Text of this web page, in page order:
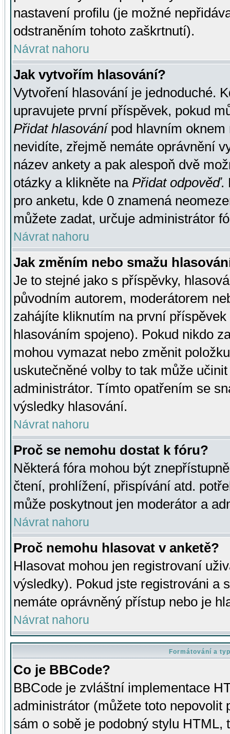
nastavení profilu (je možné
odstraněním tohoto zaškrtnutí).
Návrat nahoru
Jak vytvořím hlasování?
Vytvoření hlasování je jednoduché.
upravujete první příspěvek, pokud
Přidat hlasovánípod hlavním oknem
nevidíte, zřejmě nemáte oprávnění
název ankety a pak alespoň dvě
otázky a klikněte na Přidat odpověď.
pro anketu, kde 0 znamená
můžete zadat, určuje administrátor
Návrat nahoru
Jak změním nebo smažu
Je to stejné jako s příspěvky,
původním autorem, moderátorem
zahájíte kliknutím na první
hlasováním spojeno). Pokud nikdo
mohou vymazat nebo změnit
uskutečněné volby to tak může
administrátor. Tímto opatřením se
výsledky hlasování.
Návrat nahoru
Proč se nemohu dostat k fóru?
Některá fóra mohou být
čtení, prohlížení, přispívání atd.
může poskytnout jen moderátor a
Návrat nahoru
Proč nemohu hlasovat v anketě?
Hlasovat mohou jen registrovaní
výsledky). Pokud jste registrováni a
nemáte oprávněný přístup nebo je
Návrat nahoru
Formátování a
Co je BBCode?
BBCode je zvláštní implementace
administrátor (můžete toto
sám o sobě je podobný stylu HTML,